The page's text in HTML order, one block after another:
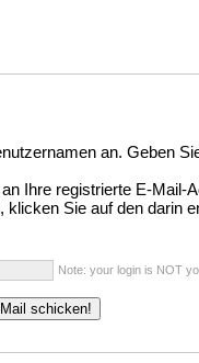
an. Geben
Ihre registrierte E-Mail-
klicken Sie auf den darin
Note: your login is NOT